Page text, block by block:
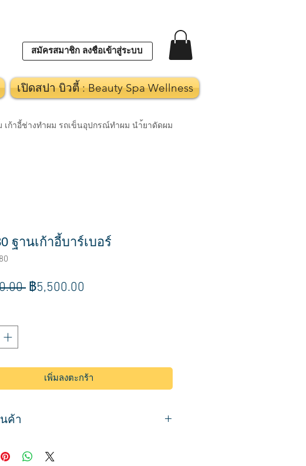
สมัครสมาชิก ลงชื่อเข้าสู่ระบบ
เปิดสปา บิวตี้ : Beauty Spa Wellness
เก้าอี้ช่างทำผม รถเข็นอุปกรณ์ทำผม นำ้ยาดัดผม
ฐานเก้าอี้บาร์เบอร์
ราคา
฿5,500.00
เพิ่มลงตะกร้า
ค้า